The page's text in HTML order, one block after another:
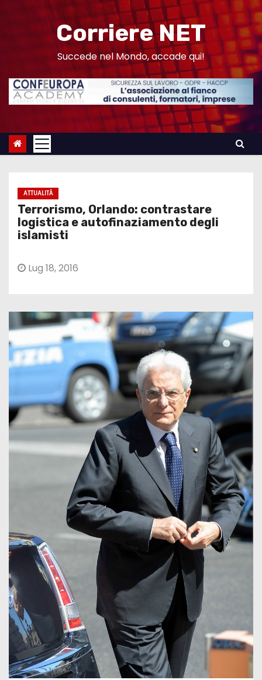
n
Corriere NET
Succede nel Mondo, accade qui!
ATTUALITÀ
Terrorismo, Orlando: contrastare
logistica e autofinaziamento degli
islamisti
Lug 18, 2016